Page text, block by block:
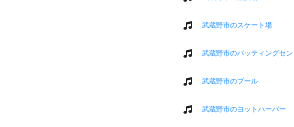
武蔵野市のスケート場
武蔵野市のバッティングセ
武蔵野市のプール
武蔵野市のヨットハーバー